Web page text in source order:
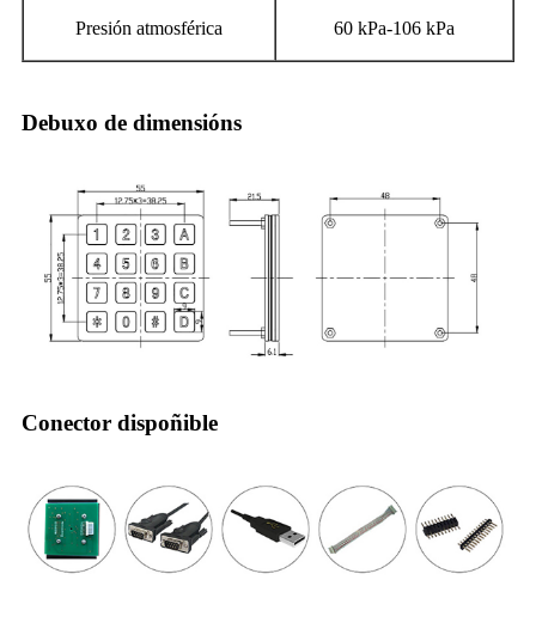
Presión atmosférica 60 kPa-106 kPa
Debuxo de dimensións
Conector dispoñible